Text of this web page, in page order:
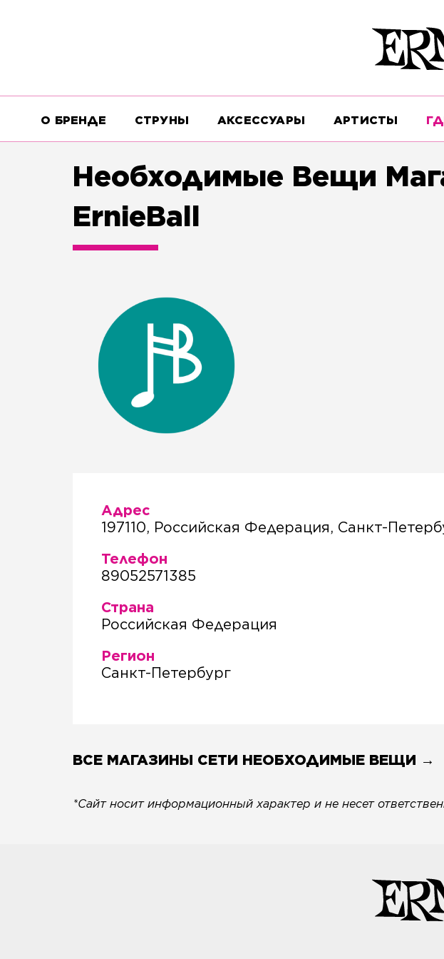
О БРЕНДЕ СТРУНЫ АКСЕССУАРЫ АРТИСТЫ
Необходимые Вещи
ErnieBall
Адрес
197110, Российская Федерация, Санкт-
Телефон
89052571385
Страна
Российская Федерация
Регион
Санкт-Петербург
ВСЕ МАГАЗИНЫ СЕТИ НЕОБХОДИМЫЕ ВЕЩИ →
*Сайт носит информационный характер и не несет